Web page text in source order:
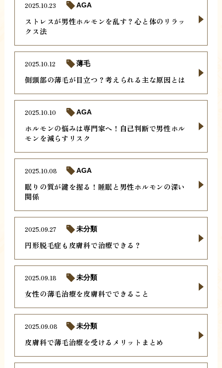
ストレスが男性ホルモンを乱す？心と体のリラッ
クス法
2025.10.23 AGA
側頭部の薄毛が目立つ？考えられる主な原因とは
2025.10.12 薄毛
ホルモンの悩みは専門家へ！自己判断で男性ホル
モンを減らすリスク
2025.10.10 AGA
眠りの質が鍵を握る！睡眠と男性ホルモンの深い
関係
2025.10.08 AGA
円形脱毛症も皮膚科で治療できる？
2025.09.27 未分類
女性の薄毛治療を皮膚科でできること
2025.09.18 未分類
皮膚科で薄毛治療を受けるメリットまとめ
2025.09.08 未分類